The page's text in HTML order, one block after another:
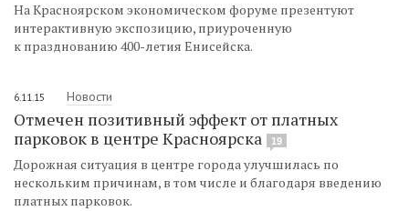
На Красноярском экономическом форуме презентуют
интерактивную экспозицию, приуроченную
к празднованию 400-летия Енисейска.
6.11.15 Новости
Отмечен позитивный эффект от платных
парковок в центре Красноярска
19
Дорожная ситуация в центре города улучшилась по
нескольким причинам, в том числе и благодаря введению
платных парковок.